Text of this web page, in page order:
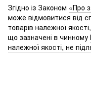
Згідно із Законом «Про
може відмовитися від
товарів належної
що зазначені в чинному
належної якості, не